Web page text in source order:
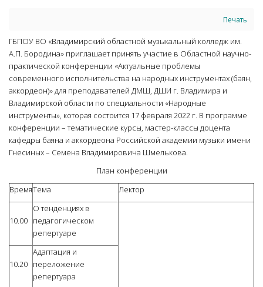
Печать
ГБПОУ ВО «Владимирский областной музыкальный колледж им.
А.П. Бородина» приглашает принять участие в Областной научно-
практической конференции «Актуальные проблемы
современного исполнительства на народных инструментах (баян,
аккордеон)» для преподавателей ДМШ, ДШИ г. Владимира и
Владимирской области по специальности «Народные
инструменты», которая состоится 17 февраля 2022 г. В программе
конференции – тематические курсы, мастер-классы доцента
кафедры баяна и аккордеона Российской академии музыки имени
Гнесиных – Семена Владимировича Шмелькова.
План конференции
ВремяТема Лектор
10.00
О тенденциях в
педагогическом
репертуаре
10.20
Адаптация и
переложение
репертуара